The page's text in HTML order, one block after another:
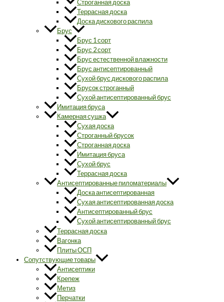
Строганная доска
Террасная доска
Доска дискового распила
Брус
Брус 1 сорт
Брус 2 сорт
Брус естественной влажности
Брус антисептированный
Сухой брус дискового распила
Брусок строганный
Сухой антисептированный брус
Имитация бруса
Камерная сушка
Сухая доска
Строганный брусок
Строганная доска
Имитация бруса
Сухой брус
Террасная доска
Антисептированные пиломатериалы
Доска антисептированная
Сухая антисептированная доска
Антисептированный брус
Сухой антисептированный брус
Террасная доска
Вагонка
Плиты ОСП
Сопутствующие товары
Антисептики
Крепеж
Метиз
Перчатки